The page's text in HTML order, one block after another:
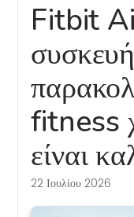
Fitbit
συσκευή
fitness
είναι
22 Ιουλίου 2026